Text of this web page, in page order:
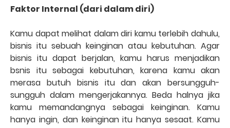
Faktor Internal (dari dalam diri)
Kamu dapat melihat dalam diri kamu terlebih dahulu,
bisnis itu sebuah keinginan atau kebutuhan. Agar
bisnis itu dapat berjalan, kamu harus menjadikan
bsnis itu sebagai kebutuhan, karena kamu akan
merasa butuh bisnis itu dan akan bersungguh-
sungguh dalam mengerjakannya. Beda halnya jika
kamu memandangnya sebagai keinginan. Kamu
hanya ingin, dan keinginan itu hanya sesaat. Kamu